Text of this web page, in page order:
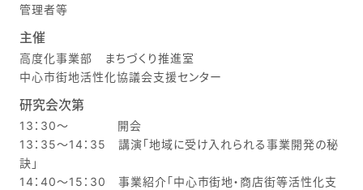
管理者等
主催
高度化事業部 まちづくり推進室
中心市街地活性化協議会支援センター
研究会次第
13：30～ 開会
13：35～14：35 講演「地域に受け入れられる事業開発の秘
訣」
14：40～15：30 事業紹介「中心市街地・商店街等活性化支